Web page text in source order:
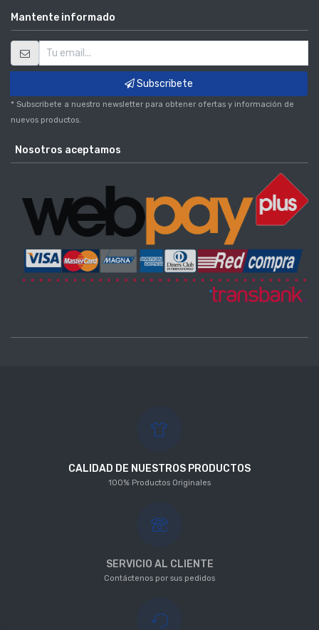
Mantente informado
Subscribete
* Subscribete a nuestro newsletter para obtener ofertas y información de
nuevos productos.
Nosotros aceptamos
CALIDAD DE NUESTROS PRODUCTOS
100% Productos Originales
SERVICIO AL CLIENTE
Contáctenos por sus pedidos